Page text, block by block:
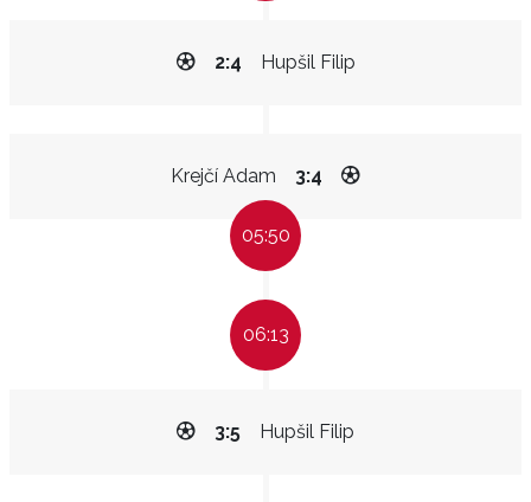
Hupšil Filip
2:4
Krejčí Adam 3:4
05:50
06:13
Hupšil Filip
3:5